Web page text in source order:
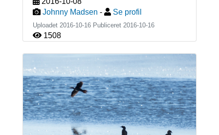
Johnny Madsen - Se profil
Uploadet 2016-10-16 Publiceret 2016-10-16
1508